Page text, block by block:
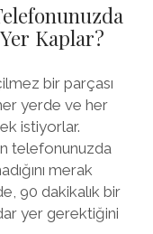
Kaplar?
bir parçası
yerde ve her
istiyorlar.
telefonunuzda
merak
90 dakikalık bir
yer gerektiğini